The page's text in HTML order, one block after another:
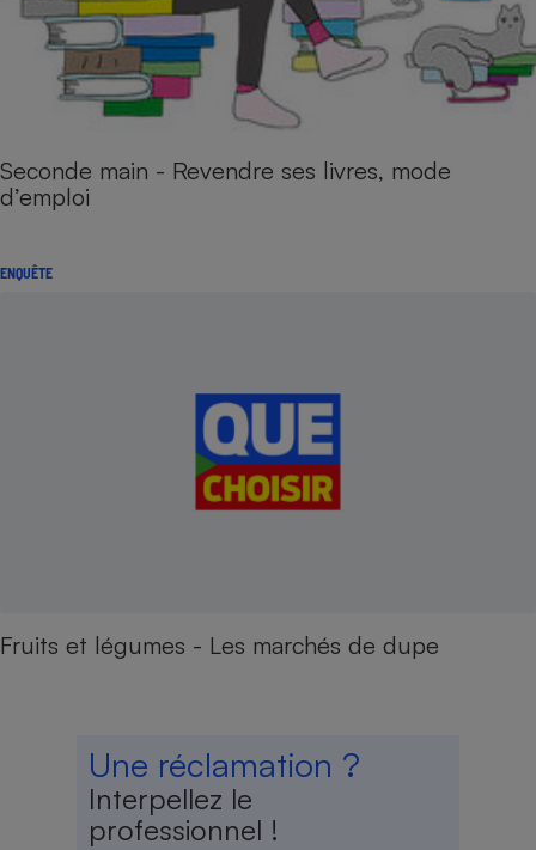
Seconde main - Revendre ses livres, mode
d’emploi
ENQUÊTE
Fruits et légumes - Les marchés de dupe
Une réclamation ?
Interpellez le
professionnel !